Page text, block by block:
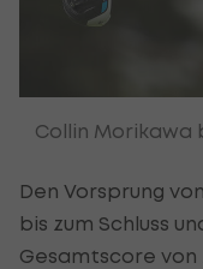
Collin Morikawa
Den Vorsprung
bis zum Schluss
Gesamtscore von